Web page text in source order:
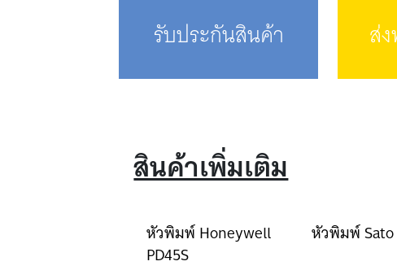
รับประกันสินค้า ส่
สินค้าเพิ่มเติม
หัวพิมพ์ Honeywell
PD45S
หัวพิมพ์ Sato